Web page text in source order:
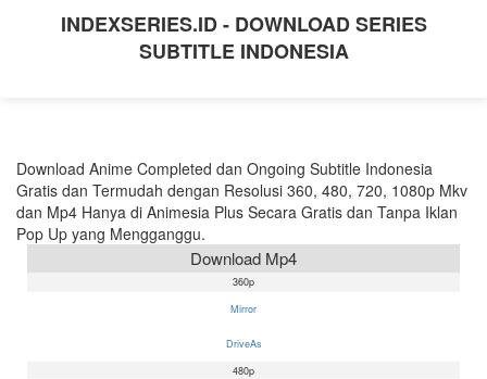
INDEXSERIES.ID - DOWNLOAD SERIES
SUBTITLE INDONESIA
Download Anime Completed dan Ongoing Subtitle Indonesia
Gratis dan Termudah dengan Resolusi 360, 480, 720, 1080p Mkv
dan Mp4 Hanya di Animesia Plus Secara Gratis dan Tanpa Iklan
Pop Up yang Mengganggu.
Download Mp4
360p
Mirror
DriveAs
480p